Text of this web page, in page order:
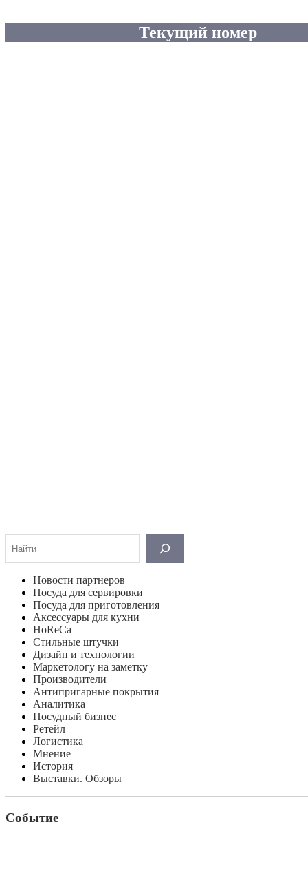
Текущий номер
Новости партнеров
Посуда для сервировки
Посуда для приготовления
Аксессуары для кухни
HoReCa
Стильные штучки
Дизайн и технологии
Маркетологу на заметку
Производители
Антипригарные покрытия
Аналитика
Посудный бизнес
Ретейл
Логистика
Мнение
История
Выставки. Обзоры
Событие